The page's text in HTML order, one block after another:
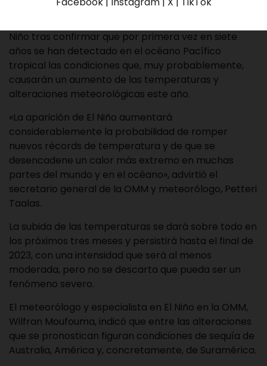
La Organización Meteorológica Mundial (OMM
Niño tras confirmar que por primera vez en siete
años se han detectado en el océano Pacífico
tropical las condiciones que, muy probablemente,
causarán un aumento de las temperaturas y
alteraciones meteorológicas este año.
«La aparición de El Niño aumentará
considerablemente la probabilidad de romper
nuevos récords de temperatura y de que se
desencadene un calor más extremo en muchas
partes del mundo y en el océano», advirtió el
secretario general de la OMM y meteorólogo, Petteri
Taalas.
La subida de las temperaturas se dará sobre todo en
los próximos tres meses y persistirá hasta el final de
2023, con una intensidad que será al menos
moderada, pero no se descarta que pueda ser un
fenómeno severo.
El meteorólogo y especialista en El Niño en la OMM,
Wilfran Moufouma, indicó que entre las alteraciones
que se pronostican figuran condiciones de sequía de
Australia, América y, concretamente, de Suramérica.